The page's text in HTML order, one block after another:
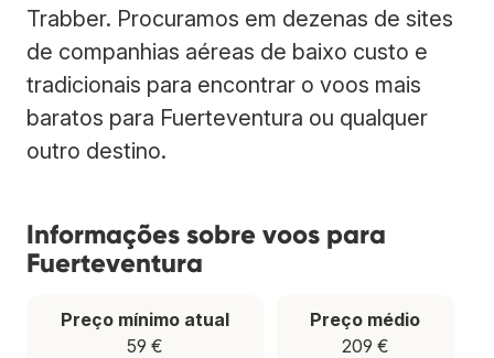
Trabber. Procuramos em dezenas de sites
de companhias aéreas de baixo custo e
tradicionais para encontrar o voos mais
baratos para Fuerteventura ou qualquer
outro destino.
Informações sobre voos para
Fuerteventura
Preço mínimo atual
59 €
Preço médio
209 €